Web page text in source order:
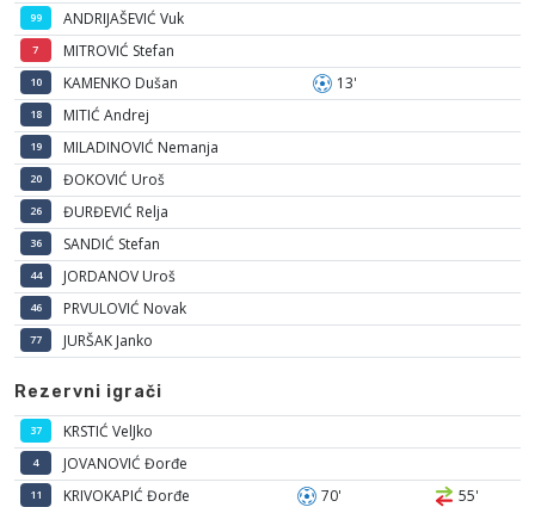
99 ANDRIJAŠEVIĆ Vuk
7 MITROVIĆ Stefan
10 KAMENKO Dušan 13'
18 MITIĆ Andrej
19 MILADINOVIĆ Nemanja
20 ĐOKOVIĆ Uroš
26 ĐURĐEVIĆ Relja
36 SANDIĆ Stefan
44 JORDANOV Uroš
46 PRVULOVIĆ Novak
77 JURŠAK Janko
Rezervni igrači
37 KRSTIĆ VelJko
4 JOVANOVIĆ Đorđe
11 KRIVOKAPIĆ Đorđe 70' 55'